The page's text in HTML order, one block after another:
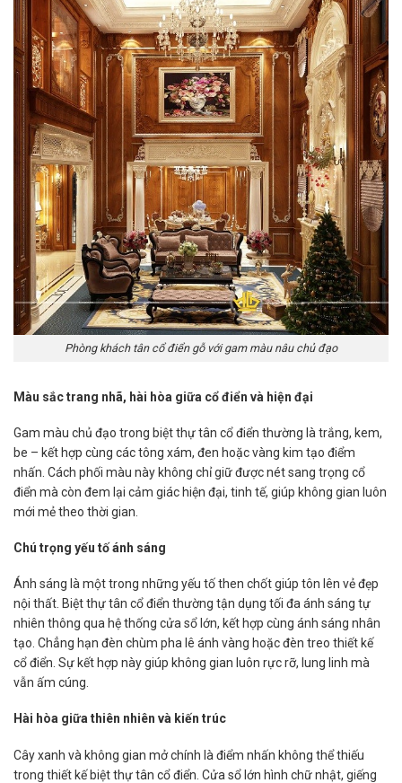
Phòng khách tân cổ điển gỗ với gam màu nâu chủ đạo
Màu sắc trang nhã, hài hòa giữa cổ điển và hiện đại
Gam màu chủ đạo trong biệt thự tân cổ điển thường là trắng, kem,
be – kết hợp cùng các tông xám, đen hoặc vàng kim tạo điểm
nhấn. Cách phối màu này không chỉ giữ được nét sang trọng cổ
điển mà còn đem lại cảm giác hiện đại, tinh tế, giúp không gian luôn
mới mẻ theo thời gian.
Chú trọng yếu tố ánh sáng
Ánh sáng là một trong những yếu tố then chốt giúp tôn lên vẻ đẹp
nội thất. Biệt thự tân cổ điển thường tận dụng tối đa ánh sáng tự
nhiên thông qua hệ thống cửa sổ lớn, kết hợp cùng ánh sáng nhân
tạo. Chẳng hạn đèn chùm pha lê ánh vàng hoặc đèn treo thiết kế
cổ điển. Sự kết hợp này giúp không gian luôn rực rỡ, lung linh mà
vẫn ấm cúng.
Hài hòa giữa thiên nhiên và kiến trúc
Cây xanh và không gian mở chính là điểm nhấn không thể thiếu
trong thiết kế biệt thự tân cổ điển. Cửa sổ lớn hình chữ nhật, giếng